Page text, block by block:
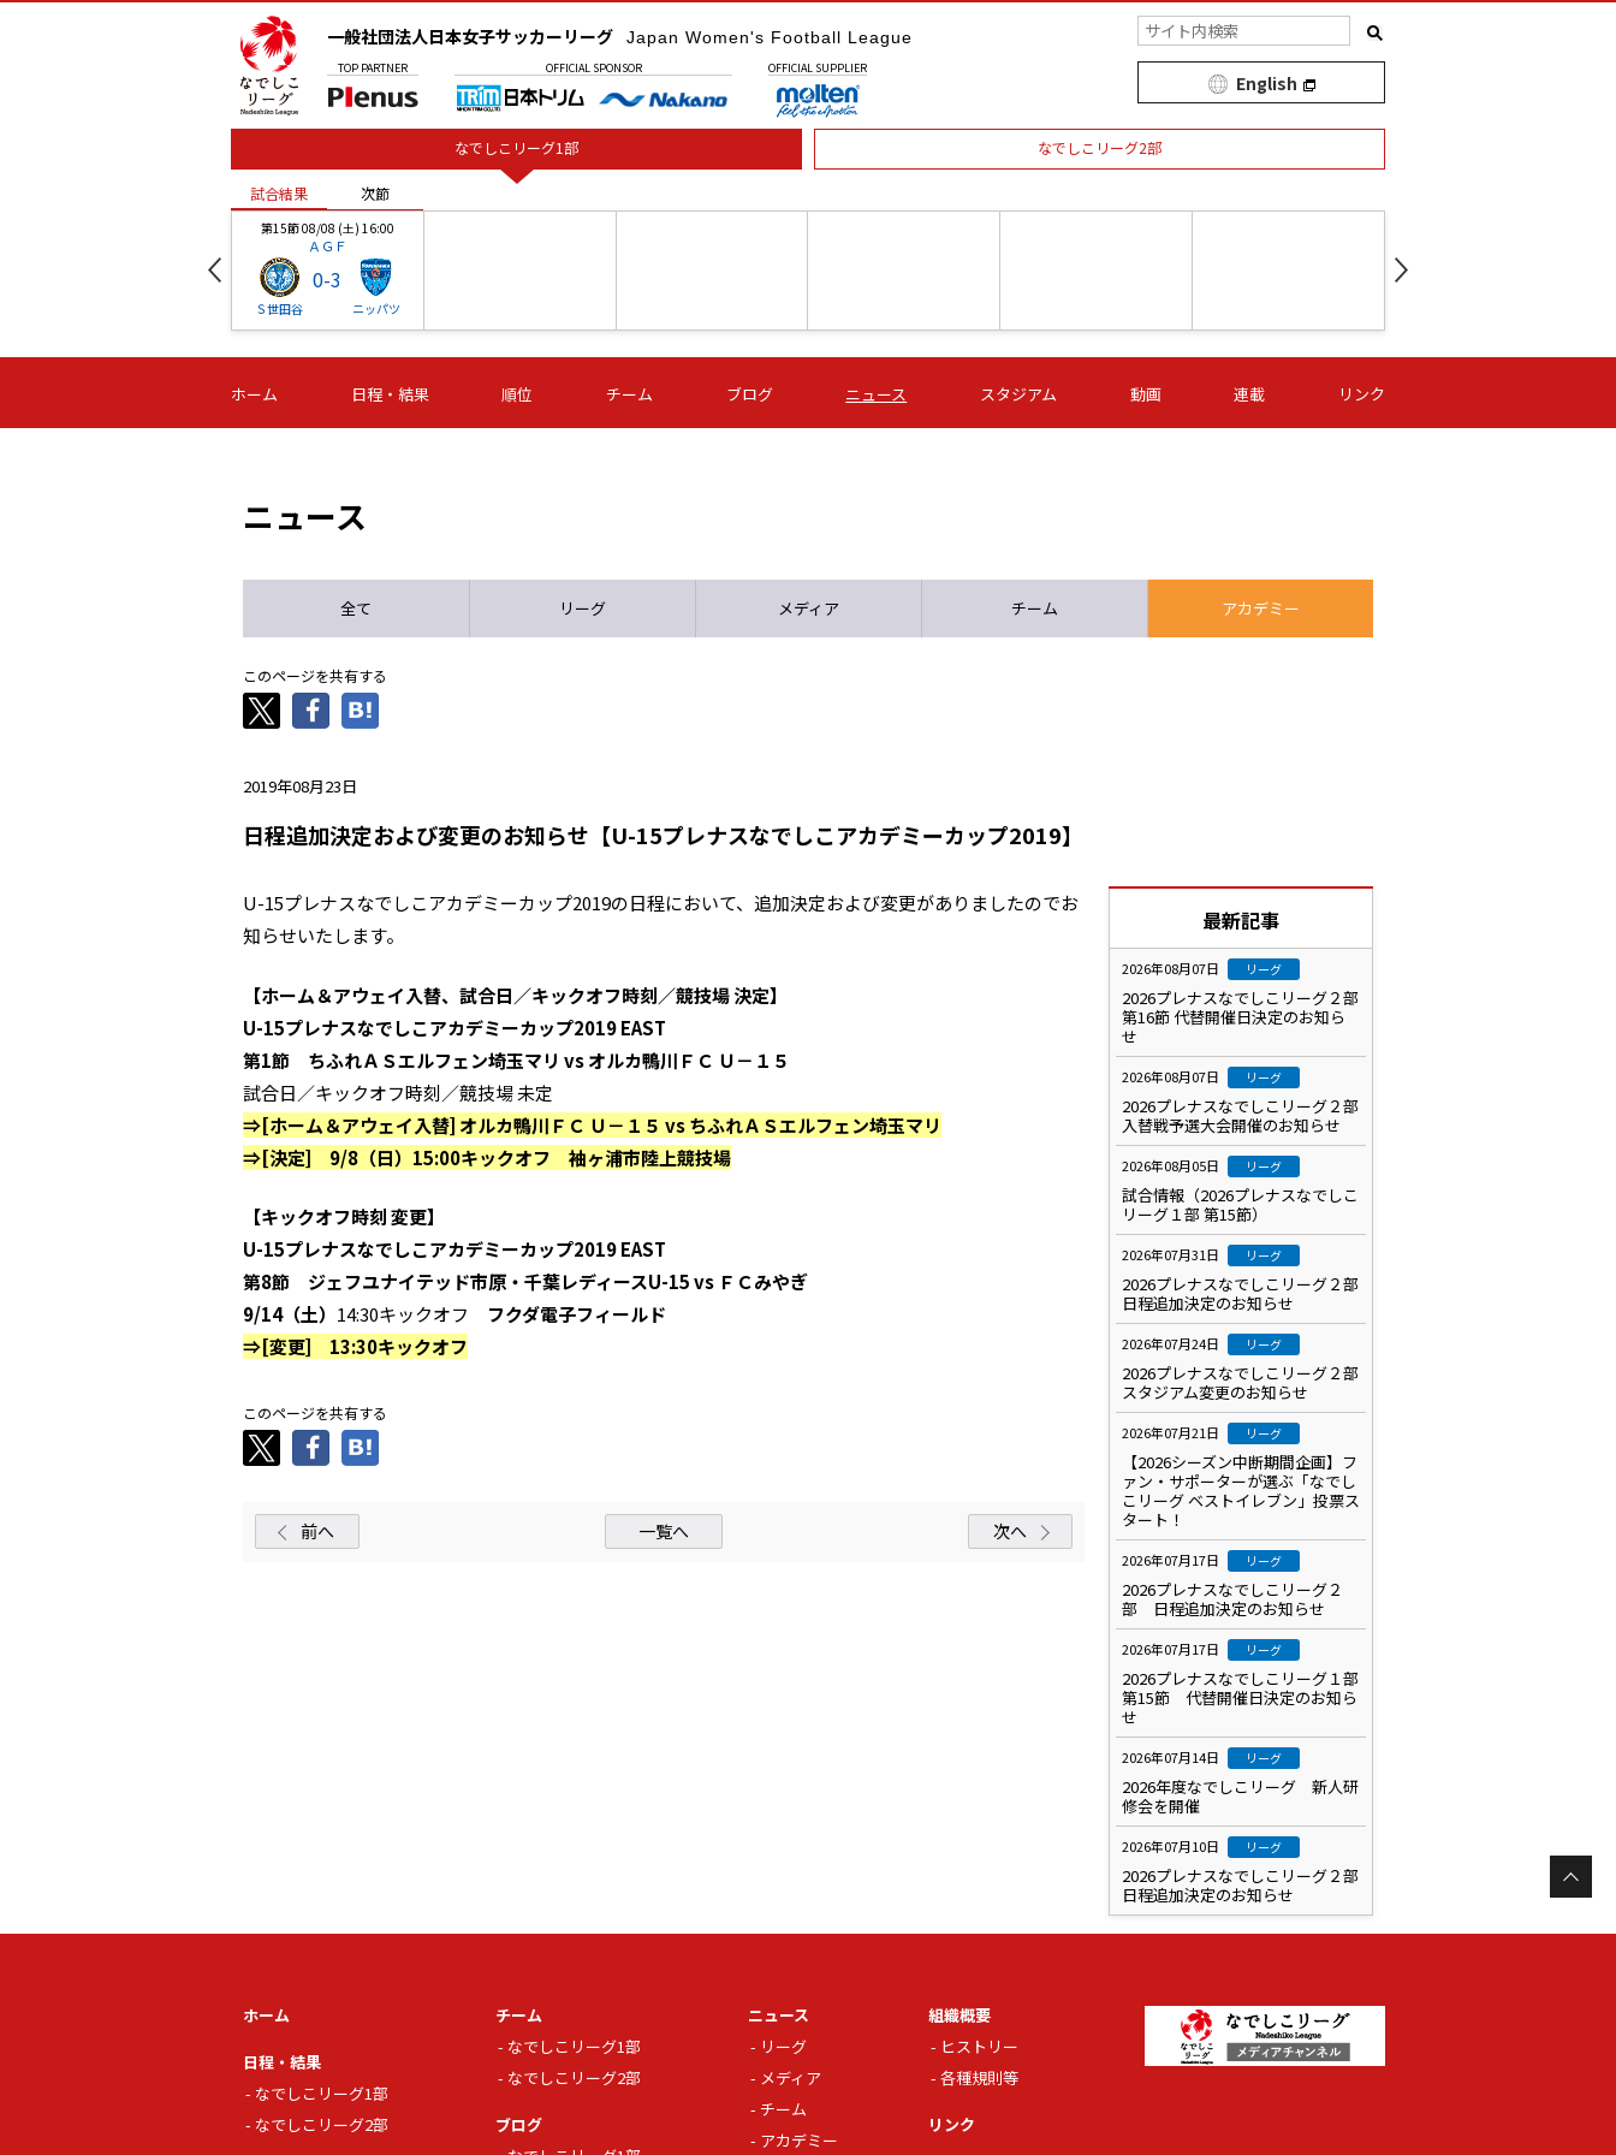
一般社団法人日本女子サッカーリーグ Japan Women's Football League
TOP PARTNER OFFICIAL SPONSOR OFFICIAL SUPPLIER
English
なでしこリーグ1部 なでしこリーグ2部
試合結果 次節
第15節 08/08 (土) 16:00
ＡＧＦ
Ｓ世田谷
0-3
ニッパツ
-
第16節 09/05 (土) 15:00
ニッパツ
-
第16節 09/05 (土) 15:00
石人の星
-
第16節 09/05 (土) 16:00
ＡＧＦ
-
いちご
-
第16節 09/06 (日) 15:00
-
第16節 09/06 (日) 15:00
- -
試合結果 次節
ホーム 日程・結果 順位 チーム ブログ ニュース スタジアム 動画 連載 リンク
ニュース
全て リーグ メディア チーム アカデミー
このページを共有する
2019年08月23日
日程追加決定および変更のお知らせ【U-15プレナスなでしこアカデミーカップ2019】
U-15プレナスなでしこアカデミーカップ2019の日程において、追加決定および変更がありましたのでお
知らせいたします。
【ホーム＆アウェイ入替、試合日／キックオフ時刻／競技場 決定】
U-15プレナスなでしこアカデミーカップ2019 EAST
第1節 ちふれＡＳエルフェン埼玉マリ vs オルカ鴨川ＦＣ Ｕ－１５
試合日／キックオフ時刻／競技場 未定
⇒[ホーム＆アウェイ入替] オルカ鴨川ＦＣ Ｕ－１５ vs ちふれＡＳエルフェン埼玉マリ
⇒[決定] 9/8（日）15:00キックオフ 袖ヶ浦市陸上競技場
【キックオフ時刻 変更】
U-15プレナスなでしこアカデミーカップ2019 EAST
第8節 ジェフユナイテッド市原・千葉レディースU-15 vs ＦＣみやぎ
9/14（土） 14:30キックオフ フクダ電子フィールド
⇒[変更] 13:30キックオフ
このページを共有する
前へ 一覧へ 次へ
最新記事
2026年08月07日 リーグ
2026プレナスなでしこリーグ２部
第16節 代替開催日決定のお知ら
せ
2026年08月07日 リーグ
2026プレナスなでしこリーグ２部
入替戦予選大会開催のお知らせ
2026年08月05日 リーグ
試合情報（2026プレナスなでしこ
リーグ１部 第15節）
2026年07月31日 リーグ
2026プレナスなでしこリーグ２部
日程追加決定のお知らせ
2026年07月24日 リーグ
2026プレナスなでしこリーグ２部
スタジアム変更のお知らせ
2026年07月21日 リーグ
【2026シーズン中断期間企画】フ
ァン・サポーターが選ぶ「なでし
こリーグ ベストイレブン」投票ス
タート！
2026年07月17日 リーグ
2026プレナスなでしこリーグ２
部 日程追加決定のお知らせ
2026年07月17日 リーグ
2026プレナスなでしこリーグ１部
第15節 代替開催日決定のお知ら
せ
2026年07月14日 リーグ
2026年度なでしこリーグ 新人研
修会を開催
2026年07月10日 リーグ
2026プレナスなでしこリーグ２部
日程追加決定のお知らせ
ホーム
日程・結果
なでしこリーグ1部
なでしこリーグ2部
チーム
なでしこリーグ1部
なでしこリーグ2部
ブログ
ニュース
リーグ
メディア
チーム
アカデミー
組織概要
ヒストリー
各種規則等
リンク